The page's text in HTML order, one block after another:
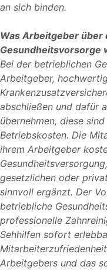
an sich binden.
Was Arbeitgeber über
Gesundheitsvorsorge
Bei der betrieblichen
Arbeitgeber,
abschließen und dafür
übernehmen, diese
Betriebskosten. Die
ihrem Arbeitgeber
gesetzlichen oder
sinnvoll ergänzt. Der
betriebliche
professionelle
Sehhilfen sofort
Arbeitgebers und das